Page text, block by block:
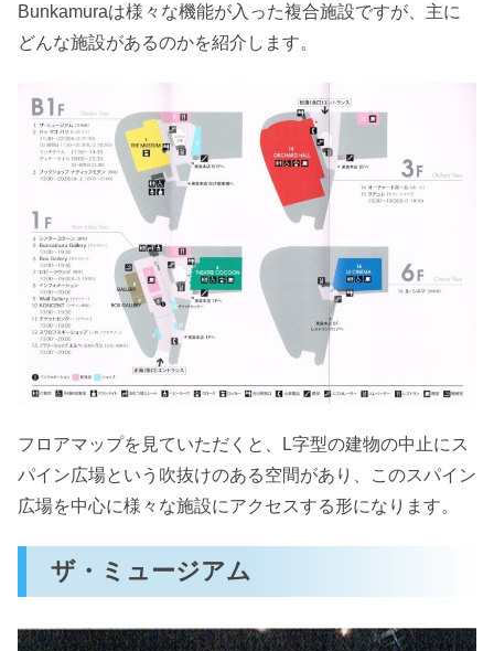
Bunkamuraは様々な機能が入った複合施設ですが、主に
どんな施設があるのかを紹介します。
フロアマップを見ていただくと、L字型の建物の中止にス
パイン広場という吹抜けのある空間があり、このスパイン
広場を中心に様々な施設にアクセスする形になります。
ザ・ミュージアム